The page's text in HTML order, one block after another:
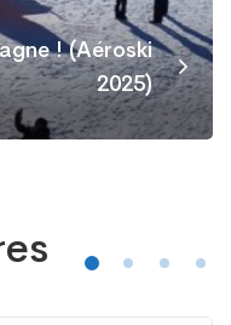
! (Aéroski
2025)